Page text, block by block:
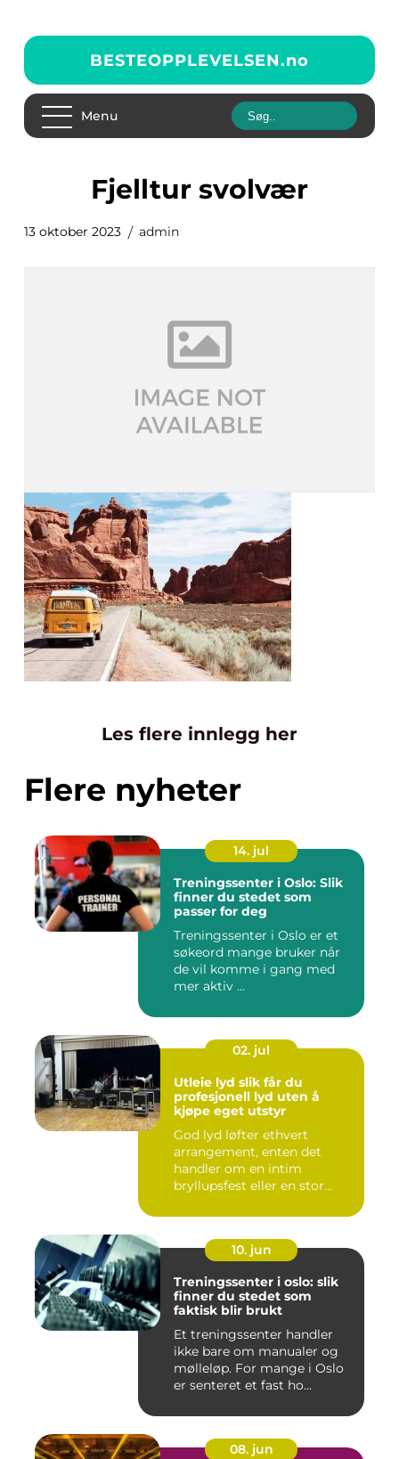
BESTEOPPLEVELSEN.no
Menu
fjelltur svolvær
13 oktober 2023 admin
Les flere innlegg her
Flere nyheter
14. jul
Treningssenter i Oslo: Slik
finner du stedet som
passer for deg
Treningssenter i Oslo er et
søkeord mange bruker når
de vil komme i gang med
mer aktiv ...
02. jul
Utleie lyd slik får du
profesjonell lyd uten å
kjøpe eget utstyr
God lyd løfter ethvert
arrangement, enten det
handler om en intim
bryllupsfest eller en stor
10. jun
Treningssenter i oslo: slik
finner du stedet som
faktisk blir brukt
Et treningssenter handler
ikke bare om manualer og
mølleløp. For mange i Oslo
er senteret et fast ho...
08. jun